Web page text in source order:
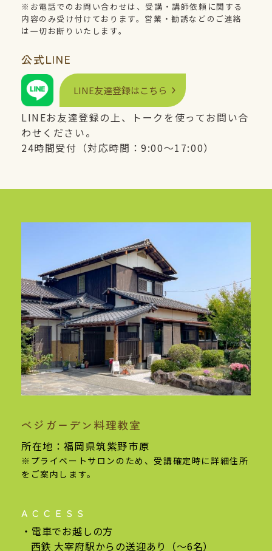
※お電話でのお問い合わせは、受講・講師依頼に関する
内容のみ受け付けております。営業・勧誘などのご連絡
は一切お断りいたします。
公式LINE
LINE友達登録はこちら
LINEお友達登録の上、トークを使ってお問い合
わせください。
24時間受付（対応時間：9:00〜17:00）
ベジガーデン料理教室
所在地：福岡県筑紫野市原
※プライベートサロンのため、受講確定時に詳細住所
をご案内します。
ACCESS
電車でお越しの方
西鉄 大宰府駅からの送迎あり（〜6名）